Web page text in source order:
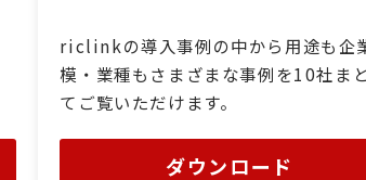
riclinkの導入事例の中から用途も企
模・業種もさまざまな事例を10社ま
てご覧いただけます。
ダウンロード